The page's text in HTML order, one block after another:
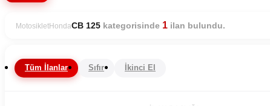
MotosikletHondaCB 125 kategorisinde 1 ilan bulundu.
Tüm İlanlar Sıfır İkinci El